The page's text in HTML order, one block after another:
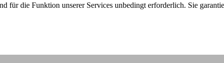
für die Funktion unserer Services unbedingt erforderlich. Sie